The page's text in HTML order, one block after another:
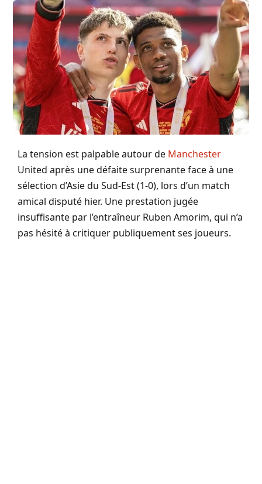
La tension est palpable autour de Manchester
United après une défaite surprenante face à une
sélection d’Asie du Sud-Est (1-0), lors d’un match
amical disputé hier. Une prestation jugée
insuffisante par l’entraîneur Ruben Amorim, qui n’a
pas hésité à critiquer publiquement ses joueurs.